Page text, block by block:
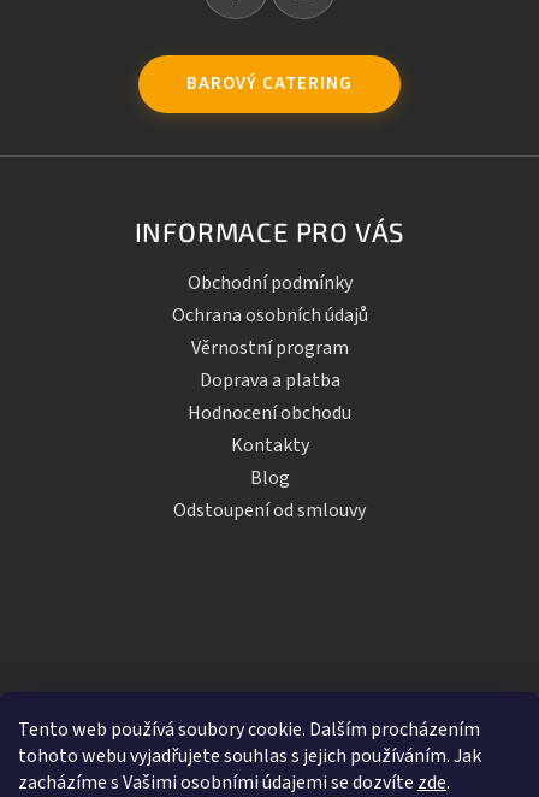
Tento web používá soubory cookie. Dalším procházením
tohoto webu vyjadřujete souhlas s jejich používáním. Jak
zacházíme s Vašimi osobními údajemi se dozvíte zde.
BAROVÝ CATERING
INFORMACE PRO VÁS
Obchodní podmínky
Ochrana osobních údajů
Věrnostní program
Doprava a platba
Hodnocení obchodu
Kontakty
Blog
Odstoupení od smlouvy
Vytvořil Shoptet